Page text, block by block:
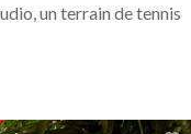
un terrain de tennis